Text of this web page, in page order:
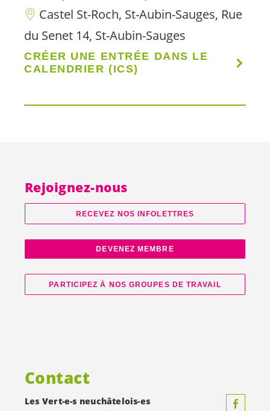
Castel St-Roch, St-Aubin-Sauges, Rue
du Senet 14, St-Aubin-Sauges
CRÉER UNE ENTRÉE DANS LE
CALENDRIER (ICS)
Rejoignez-nous
RECEVEZ NOS INFOLETTRES
DEVENEZ MEMBRE
PARTICIPEZ À NOS GROUPES DE TRAVAIL
Contact
Les Vert-e-s neuchâtelois-es